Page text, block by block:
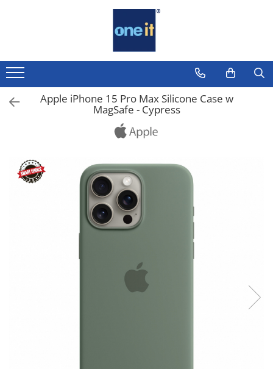
Laptop, Tablete & Telefoane
Laptop / Notebook
Notebook Consumer
Tablete & accesorii
Telefoane & accesorii
Apple iPhone 15 Pro Max Silicone Case w
MagSafe - Cypress